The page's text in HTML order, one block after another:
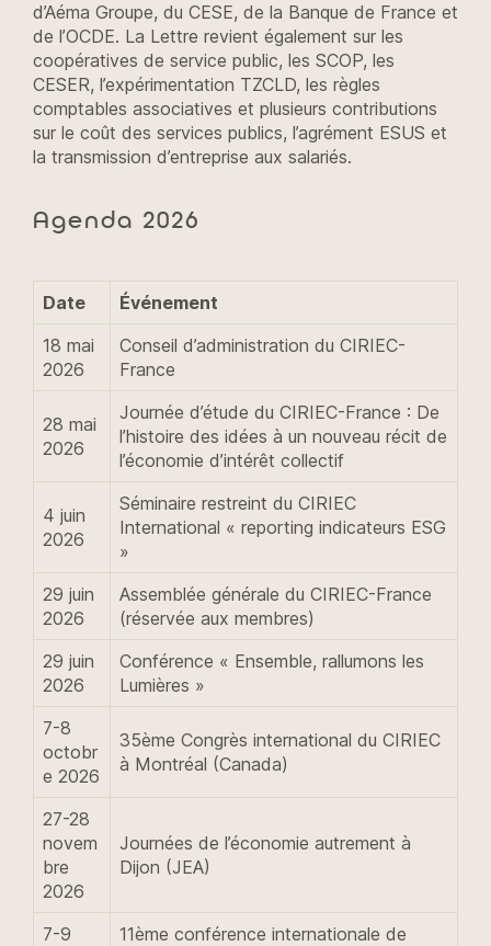
d’Aéma Groupe, du CESE, de la Banque de France et
de l’OCDE. La Lettre revient également sur les
coopératives de service public, les SCOP, les
CESER, l’expérimentation TZCLD, les règles
comptables associatives et plusieurs contributions
sur le coût des services publics, l’agrément ESUS et
la transmission d’entreprise aux salariés.
Agenda 2026
Date
Événement
18 mai
2026
Conseil d’administration du CIRIEC-
France
28 mai
2026
Journée d’étude du CIRIEC-France : De
l’histoire des idées à un nouveau récit de
l’économie d’intérêt collectif
4 juin
2026
Séminaire restreint du CIRIEC
International « reporting indicateurs ESG
»
29 juin
2026
Assemblée générale du CIRIEC-France
(réservée aux membres)
29 juin
2026
Conférence « Ensemble, rallumons les
Lumières »
7-8
octobr
e 2026
35ème Congrès international du CIRIEC
à Montréal (Canada)
27-28
novem
bre
2026
Journées de l’économie autrement à
Dijon (JEA)
7-9
11ème conférence internationale de